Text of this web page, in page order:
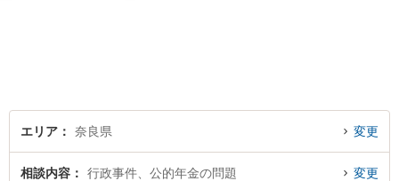
談ください。
エリア 奈良県 変更
相談内容 行政事件、公的年金の問題 変更